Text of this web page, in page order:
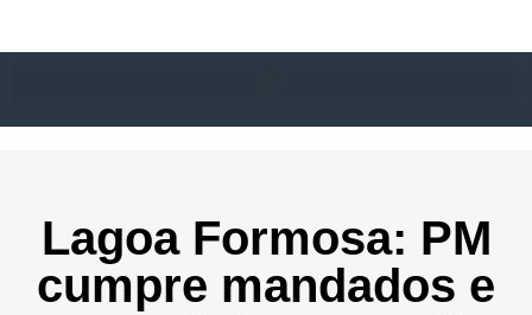
Lagoa Formosa: PM
cumpre mandados e